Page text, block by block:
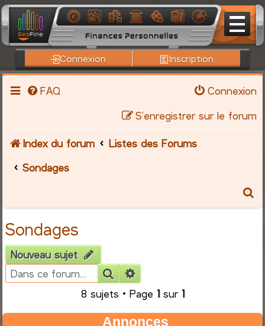
Connexion Inscription
FAQ
Connexion
S’enregistrer sur le forum
Index du forum
Listes des Forums
Sondages
r
Sondages
Nouveau sujet
Rechercher
8 sujets • Page 1sur 1
Annonces